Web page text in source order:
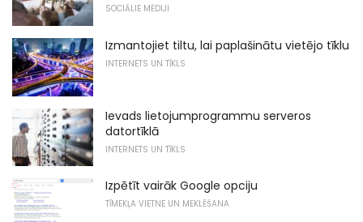
SOCIĀLIE MĒDIJI
Izmantojiet tiltu, lai paplašinātu vietējo tīklu
INTERNETS UN TĪKLS
Ievads lietojumprogrammu serveros
datortīklā
INTERNETS UN TĪKLS
Izpētīt vairāk Google opciju
TĪMEKĻA VIETNE UN MEKLĒŠANA